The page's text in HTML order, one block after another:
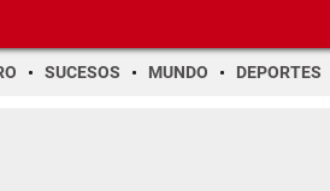
SUCESOS MUNDO DEPORTES